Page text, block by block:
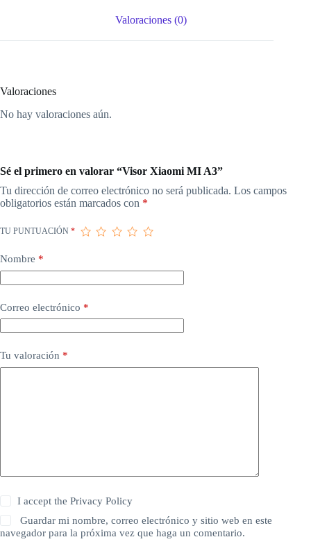
Valoraciones (0)
Valoraciones
No hay valoraciones aún.
Sé el primero en valorar “Visor Xiaomi MI A3”
Tu dirección de correo electrónico no será publicada. Los campos
obligatorios están marcados con *
TU PUNTUACIÓN *
Nombre *
Correo electrónico *
Tu valoración *
I accept thePrivacy Policy
Guardar mi nombre, correo electrónico y sitio web en este
navegador para la próxima vez que haga un comentario.